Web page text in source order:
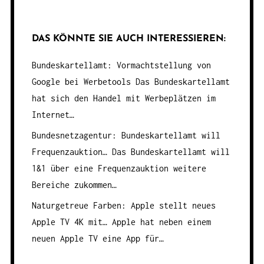
DAS KÖNNTE SIE AUCH INTERESSIEREN:
Bundeskartellamt: Vormachtstellung von
Google bei Werbetools Das Bundeskartellamt
hat sich den Handel mit Werbeplätzen im
Internet…
Bundesnetzagentur: Bundeskartellamt will
Frequenzauktion…Das Bundeskartellamt will
1&1 über eine Frequenzauktion weitere
Bereiche zukommen…
Naturgetreue Farben: Apple stellt neues
Apple TV 4K mit…Apple hat neben einem
neuen Apple TV eine App für…